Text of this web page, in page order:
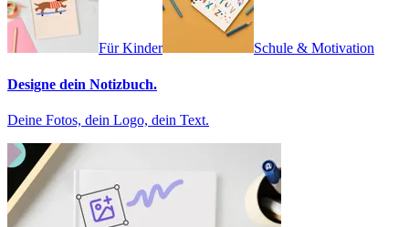
Für Kinder Schule & Motivation
Designe dein Notizbuch.
Deine Fotos, dein Logo, dein Text.